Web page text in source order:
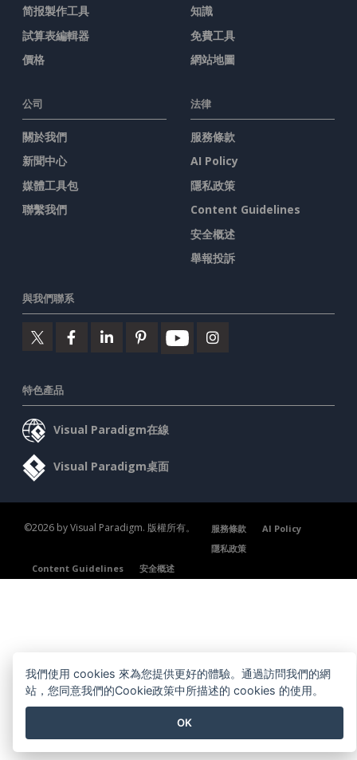
简报製作工具
試算表編輯器
價格
知識
免費工具
網站地圖
公司
關於我們
新聞中心
媒體工具包
聯繫我們
法律
服務條款
AI Policy
隱私政策
Content Guidelines
安全概述
舉報投訴
與我們聯系
特色產品
Visual Paradigm在線
Visual Paradigm桌面
©2026 by Visual Paradigm. 版權所有。 服務條款
AI Policy
隱私政策
Content Guidelines
安全概述
我們使用 cookies 來為您提供更好的體驗。通過訪問我們的網
站，您同意我們的Cookie政策中所描述的 cookies 的使用。
OK